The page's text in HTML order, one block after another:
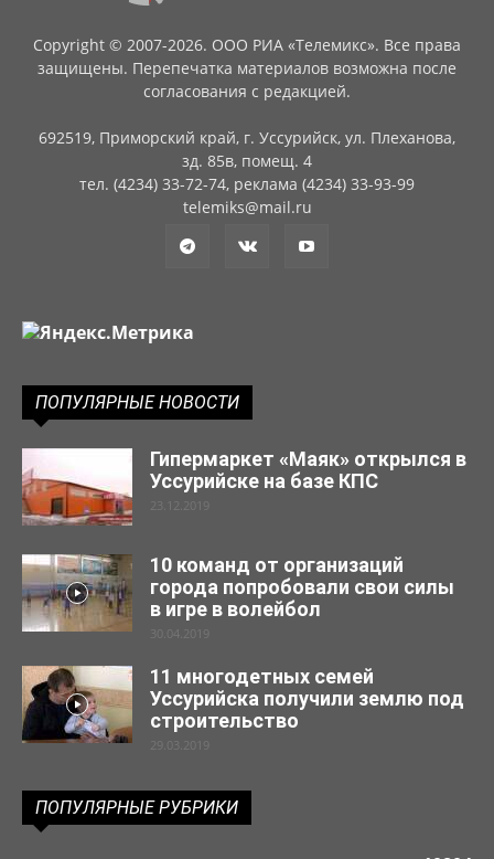
Copyright © 2007-2026. ООО РИА «Телемикс». Все права
защищены. Перепечатка материалов возможна после
согласования с редакцией.
692519, Приморский край, г. Уссурийск, ул. Плеханова,
зд. 85в, помещ. 4
тел. (4234) 33-72-74, реклама (4234) 33-93-99
telemiks@mail.ru
ПОПУЛЯРНЫЕ НОВОСТИ
Гипермаркет «Маяк» открылся в
Уссурийске на базе КПС
23.12.2019
10 команд от организаций
города попробовали свои силы
в игре в волейбол
30.04.2019
11 многодетных семей
Уссурийска получили землю под
строительство
29.03.2019
ПОПУЛЯРНЫЕ РУБРИКИ